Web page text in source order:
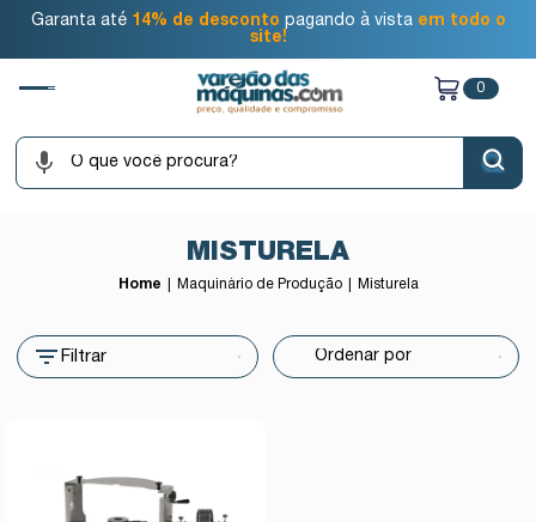
Garanta até 14% de desconto pagando à vista em todo o
site!
0
MISTURELA
Home Maquinário de Produção Misturela
Filtrar